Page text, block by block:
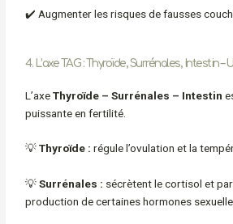
✔️ Augmenter les risques de fausses
4. L’axe TAG : Thyroïde, Surrénales, Intestin
L’axeThyroïde – Surrénales – Intestin
puissante en fertilité.
💡Thyroïde : régule l’ovulation et la
💡Surrénales : sécrètent le cortisol et
production de certaines hormones